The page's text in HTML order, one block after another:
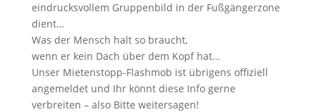
eindrucksvollem Gruppenbild in der Fußgängerzone
dient…
Was der Mensch halt so braucht,
wenn er kein Dach über dem Kopf hat…
Unser Mietenstopp-Flashmob ist übrigens offiziell
angemeldet und Ihr könnt diese Info gerne
verbreiten – also Bitte weitersagen!